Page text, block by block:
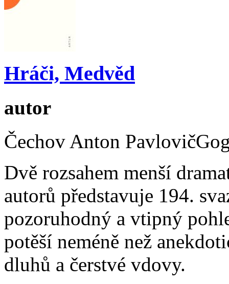
Hráči, Medvěd
autor
Čechov Anton
Dvě rozsahem menší
autorů představuje 194.
pozoruhodný a vtipný
potěší neméně než
dluhů a čerstvé vdovy.